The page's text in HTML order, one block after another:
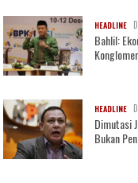
HEADLINE
Bahlil:
HEADLINE
Dimutasi
Bukan